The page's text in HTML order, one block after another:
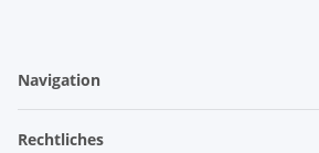
Navigation
Rechtliches